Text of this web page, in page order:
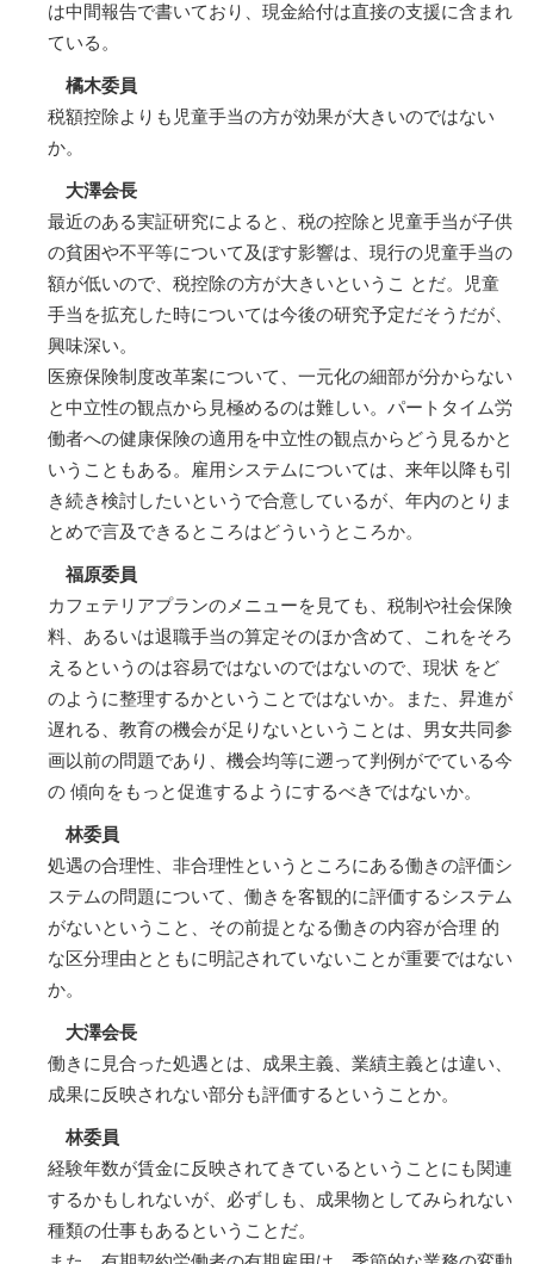
は中間報告で書いており、現金給付は直接の支援に含まれ
ている。
橘木委員
税額控除よりも児童手当の方が効果が大きいのではない
か。
大澤会長
最近のある実証研究によると、税の控除と児童手当が子供
の貧困や不平等について及ぼす影響は、現行の児童手当の
額が低いので、税控除の方が大きいというこ とだ。児童
手当を拡充した時については今後の研究予定だそうだが、
興味深い。
医療保険制度改革案について、一元化の細部が分からない
と中立性の観点から見極めるのは難しい。パートタイム労
働者への健康保険の適用を中立性の観点からどう見るかと
いうこともある。雇用システムについては、来年以降も引
き続き検討したいというで合意しているが、年内のとりま
とめで言及できるところはどういうところか。
福原委員
カフェテリアプランのメニューを見ても、税制や社会保険
料、あるいは退職手当の算定そのほか含めて、これをそろ
えるというのは容易ではないのではないので、現状 をど
のように整理するかということではないか。また、昇進が
遅れる、教育の機会が足りないということは、男女共同参
画以前の問題であり、機会均等に遡って判例がでている今
の 傾向をもっと促進するようにするべきではないか。
林委員
処遇の合理性、非合理性というところにある働きの評価シ
ステムの問題について、働きを客観的に評価するシステム
がないということ、その前提となる働きの内容が合理 的
な区分理由とともに明記されていないことが重要ではない
か。
大澤会長
働きに見合った処遇とは、成果主義、業績主義とは違い、
成果に反映されない部分も評価するということか。
林委員
経験年数が賃金に反映されてきているということにも関連
するかもしれないが、必ずしも、成果物としてみられない
種類の仕事もあるということだ。